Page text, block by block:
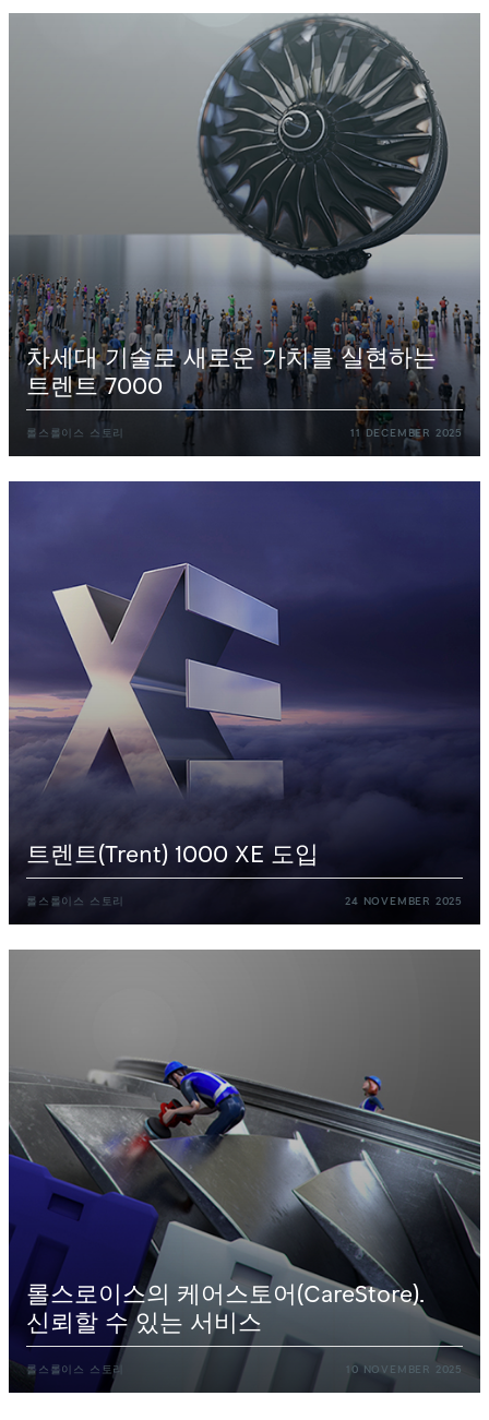
차세대 기술로 새로운 가치를 실현하는
트렌트 7000
롤스롤이스 스토리 11 DECEMBER 2025
트렌트(Trent) 1000 XE 도입
롤스롤이스 스토리 24 NOVEMBER 2025
롤스로이스의 케어스토어(CareStore).
신뢰할 수 있는 서비스
롤스롤이스 스토리 10 NOVEMBER 2025